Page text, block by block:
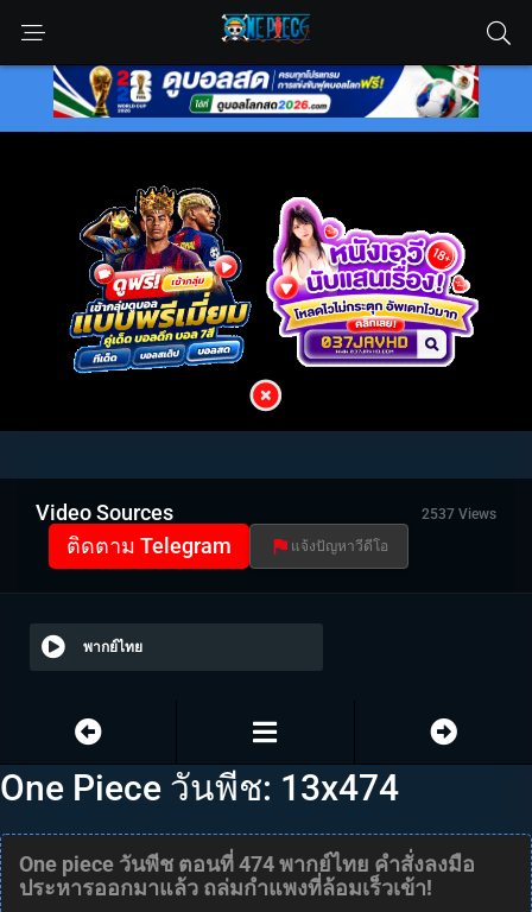
Video Sources 2537 Views
ติดตาม Telegram แจ้งปัญหาวีดีโอ
พากย์ไทย
One Piece วันพีช: 13x474
One piece วันพีช ตอนที่ 474 พากย์ไทย คำสั่งลงมือ
ประหารออกมาแล้ว ถล่มกำแพงที่ล้อมเร็วเข้า!